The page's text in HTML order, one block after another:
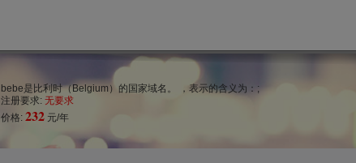
bebe是比利时（Belgium）的国家域名。 ，表示的含义为：;
注册要求: 无要求
价格: 232 元/年